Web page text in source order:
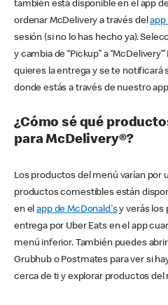
también está disponible en el app
ordenar McDelivery a través delapp
sesión (si no lo has hecho ya).
y cambia de “Pickup” a
quieres la entrega y se te notificará
donde estás a través de nuestro
¿Cómo sé qué
para McDelivery®?
Los productos del menú varían por
productos comestibles están
en elapp de McDonald'sy verás los
entrega por Uber Eats en el app
menú inferior. También puedes
Grubhub o Postmates para ver si
cerca de ti y explorar productos del